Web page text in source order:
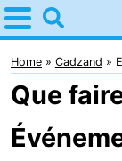
Home
Cadzand
Astuces
Avec
Home Cadzand
Que